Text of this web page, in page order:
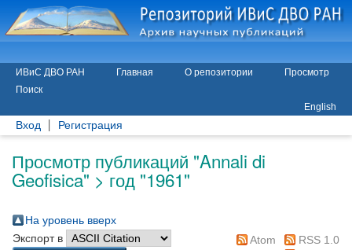
ИВиС ДВО РАН Главная О репозитории
Просмотр
Поиск
English
Вход Регистрация
Просмотр публикаций "Annali di
Geofisica" > год "1961"
На уровень вверх
Экспорт в
Atom
RSS 1.0